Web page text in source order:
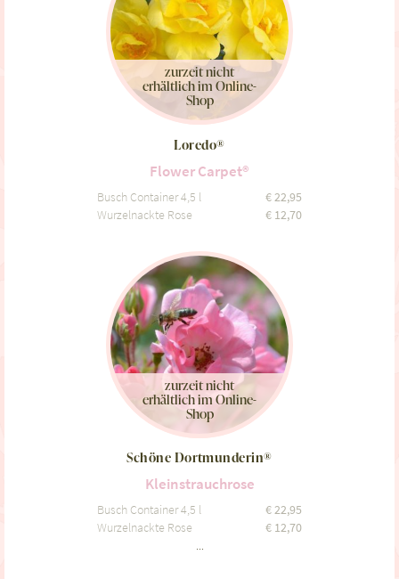
zurzeit nicht
erhältlich im Online-
Shop
Loredo®
Flower Carpet®
Busch Container 4,5 l €22,95
Wurzelnackte Rose
€ 12,70
zurzeit nicht
erhältlich im Online-
Shop
Schöne Dortmunderin®
Kleinstrauchrose
Busch Container 4,5 l €22,95
Wurzelnackte Rose
€ 12,70
...